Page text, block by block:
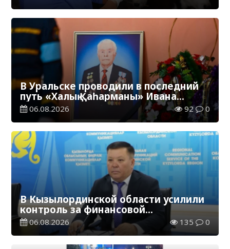
В Уральске проводили в последний
путь «Халық Қаһарманы» Ивана
Степановича Гапича
06.08.2026 92 0
В Кызылординской области усилили
контроль за финансовой
дисциплиной
06.08.2026 135 0